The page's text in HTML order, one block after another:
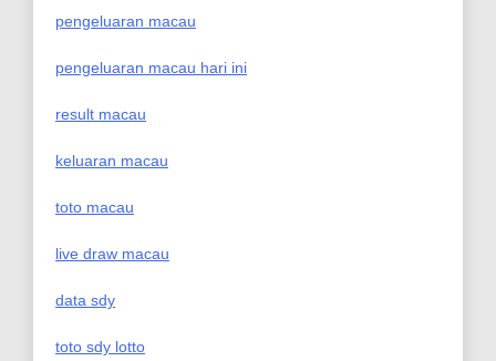
pengeluaran macau
pengeluaran macau hari ini
result macau
keluaran macau
toto macau
live draw macau
data sdy
toto sdy lotto